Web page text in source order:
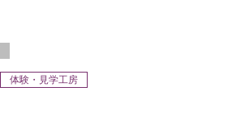
体験・見学工房